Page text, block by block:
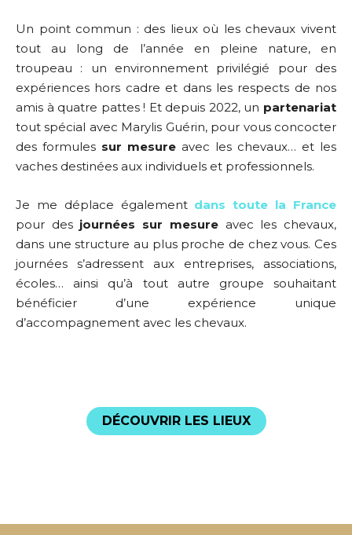
Un point commun : des lieux où les chevaux vivent
tout au long de l’année en pleine nature, en
troupeau : un environnement privilégié pour des
expériences hors cadre et dans les respects de nos
amis à quatre pattes ! Et depuis 2022, un partenariat
tout spécial avec Marylis Guérin, pour vous concocter
des formules sur mesure avec les chevaux… et les
vaches destinées aux individuels et professionnels.
Je me déplace également dans toute la France
pour des journées sur mesure avec les chevaux,
dans une structure au plus proche de chez vous. Ces
journées s’adressent aux entreprises, associations,
écoles… ainsi qu’à tout autre groupe souhaitant
bénéficier d’une expérience unique
d’accompagnement avec les chevaux.
DÉCOUVRIR LES LIEUX